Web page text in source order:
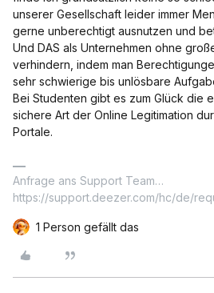
unserer Gesellschaft leider immer
gerne unberechtigt ausnutzen und
Und DAS als Unternehmen ohne
verhindern, indem man
sehr schwierige bis unlösbare
Bei Studenten gibt es zum Glück die
sichere Art der Online Legitimation
Portale.
Anfrage ans Support Team…
https://support.deezer.com/hc/de/
1 Person gefällt das